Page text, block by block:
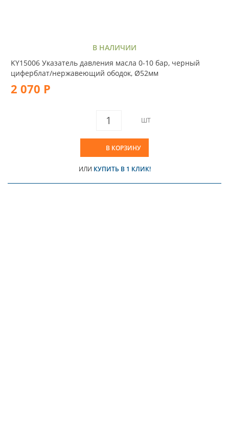
В НАЛИЧИИ
KY15006 Указатель давления масла 0-10 бар, черный
циферблат/нержавеющий ободок, Ø52мм
2 070 Р
ШТ
В КОРЗИНУ
ИЛИ КУПИТЬ В 1 КЛИК!